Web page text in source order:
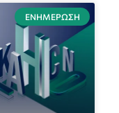
ΕΝΗΜΈΡΩΣΗ